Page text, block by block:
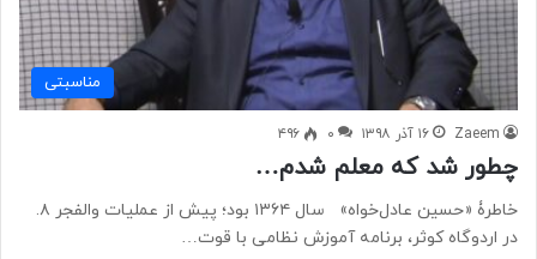
مناسبتی
Zaeem ۱۶ آذر ۱۳۹۸ ۰ ۴۹۶
چطور شد که معلم شدم…
خاطرۀ «حسین عادل‌خواه» سال ۱۳۶۴ بود؛ پیش از عملیات والفجر ۸.
در اردوگاه کوثر، برنامه آموزش نظامی با قوت…